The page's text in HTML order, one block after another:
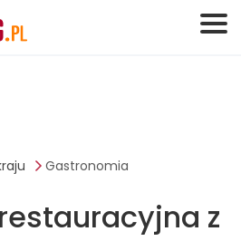
Gastronomia
z